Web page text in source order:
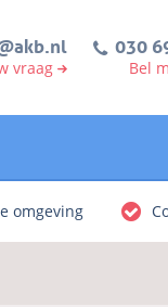
vraag
030
Bel
omgeving